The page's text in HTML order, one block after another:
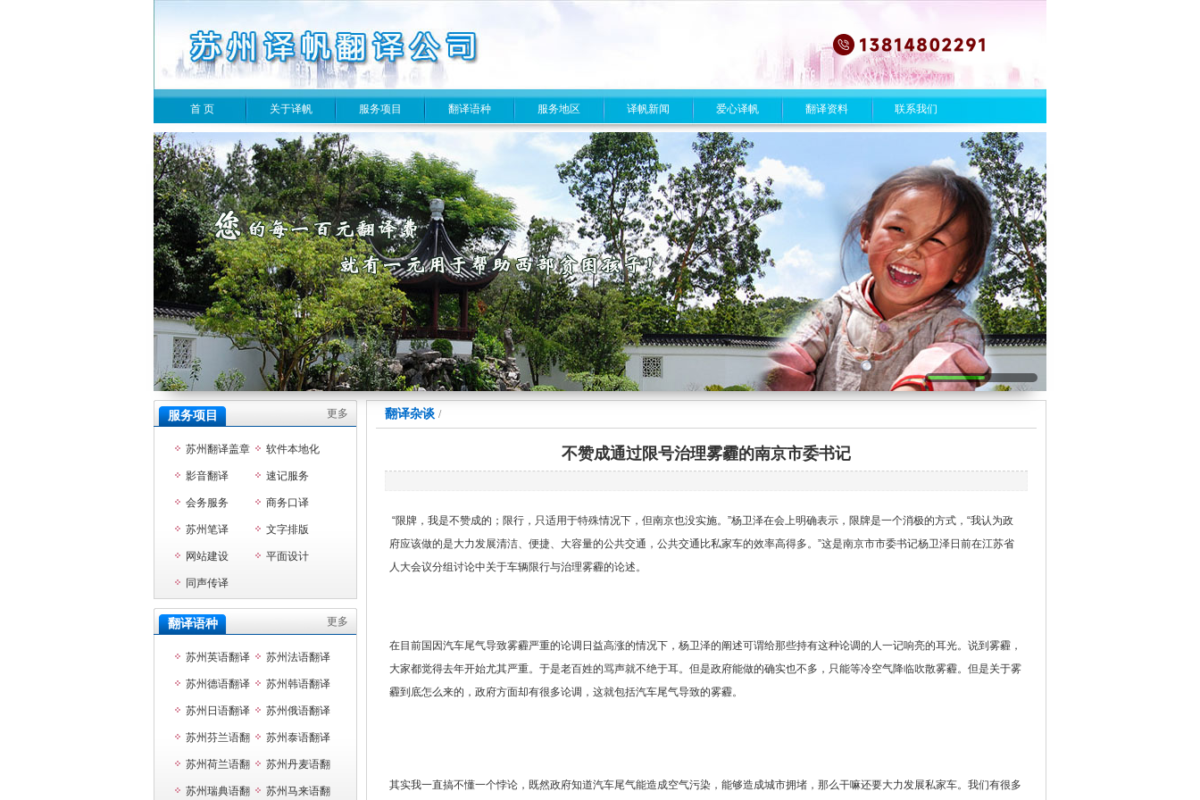
首 页 关于译帆 服务项目 翻译语种 服务地区 译帆新闻 爱心译帆 翻译资料 联系我们
翻译杂谈 /
不赞成通过限号治理雾霾的南京市委书记
“限牌，我是不赞成的；限行，只适用于特殊情况下，但南京也没实施。”杨卫泽在会上明确表示，限牌是一个消极的方式，“我认为政
府应该做的是大力发展清洁、便捷、大容量的公共交通，公共交通比私家车的效率高得多。”这是南京市市委书记杨卫泽日前在江苏省
人大会议分组讨论中关于车辆限行与治理雾霾的论述。
在目前国因汽车尾气导致雾霾严重的论调日益高涨的情况下，杨卫泽的阐述可谓给那些持有这种论调的人一记响亮的耳光。说到雾霾，
大家都觉得去年开始尤其严重。于是老百姓的骂声就不绝于耳。但是政府能做的确实也不多，只能等冷空气降临吹散雾霾。但是关于雾
霾到底怎么来的，政府方面却有很多论调，这就包括汽车尾气导致的雾霾。
其实我一直搞不懂一个悖论，既然政府知道汽车尾气能造成空气污染，能够造成城市拥堵，那么干嘛还要大力发展私家车。我们有很多
服务项目 更多
苏州翻译盖章 软件本地化
影音翻译 速记服务
会务服务 商务口译
苏州笔译 文字排版
网站建设 平面设计
同声传译
翻译语种 更多
苏州英语翻译 苏州法语翻译
苏州德语翻译 苏州韩语翻译
苏州日语翻译 苏州俄语翻译
苏州芬兰语翻
译
苏州泰语翻译
苏州荷兰语翻
译
苏州丹麦语翻
译
苏州瑞典语翻 苏州马来语翻